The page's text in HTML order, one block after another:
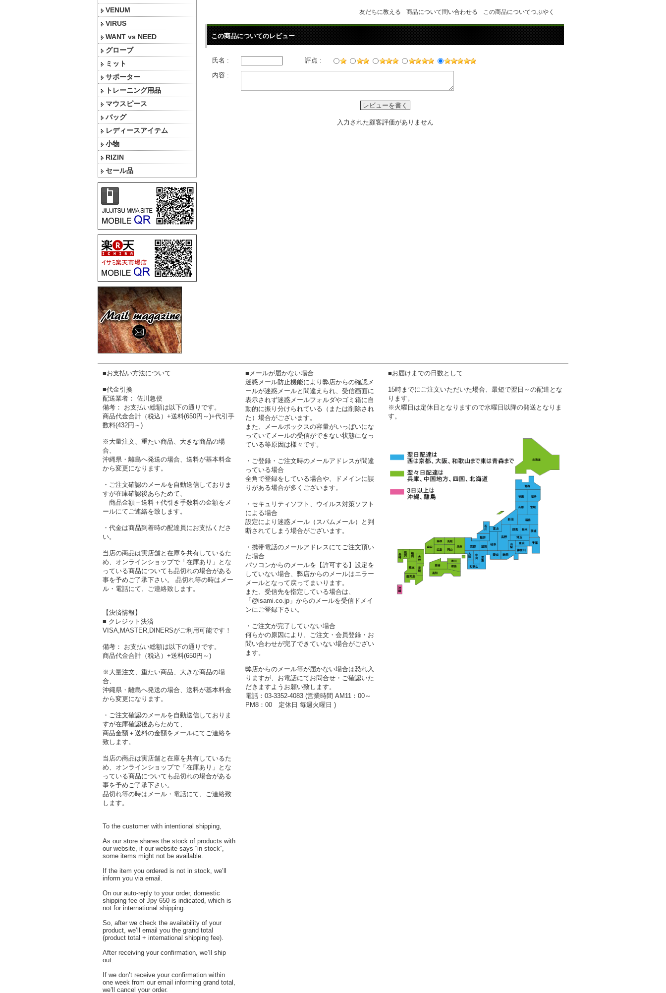
VENUM
VIRUS
WANT vs NEED
グローブ
ミット
サポーター
トレーニング用品
マウスピース
バッグ
レディースアイテム
小物
RIZIN
セール品
友だちに教える 商品について問い合わせる この商品についてつぶやく
この商品についてのレビュー
氏名 :
評点 :
内容 :
レビューを書く
入力された顧客評価がありません
■お支払い方法について
■代金引換
配送業者： 佐川急便
備考： お支払い総額は以下の通りです。
商品代金合計（税込）+送料(650円～)+代引手
数料(432円～)
※大量注文、重たい商品、大きな商品の場
合、
沖縄県・離島へ発送の場合、送料が基本料金
から変更になります。
・ご注文確認のメールを自動送信しておりま
すが在庫確認後あらためて、
商品金額＋送料＋代引き手数料の金額をメ
ールにてご連絡を致します。
・代金は商品到着時の配達員にお支払くださ
い。
当店の商品は実店舗と在庫を共有しているた
め、オンラインショップで「在庫あり」とな
っている商品についても品切れの場合がある
事を予めご了承下さい。 品切れ等の時はメー
ル・電話にて、ご連絡致します。
【決済情報】
■ クレジット決済
VISA,MASTER,DINERSがご利用可能です！
備考： お支払い総額は以下の通りです。
商品代金合計（税込）+送料(650円～)
※大量注文、重たい商品、大きな商品の場
合、
沖縄県・離島へ発送の場合、送料が基本料金
から変更になります。
・ご注文確認のメールを自動送信しておりま
すが在庫確認後あらためて、
商品金額＋送料の金額をメールにてご連絡を
致します。
当店の商品は実店舗と在庫を共有しているた
め、オンラインショップで「在庫あり」とな
っている商品についても品切れの場合がある
事を予めご了承下さい。
品切れ等の時はメール・電話にて、ご連絡致
します。
To the customer with intentional shipping,
As our store shares the stock of products with
our website, if our website says “in stock”,
some items might not be available.
If the item you ordered is not in stock, we’ll
inform you via email.
On our auto-reply to your order, domestic
shipping fee of Jpy 650 is indicated, which is
not for international shipping.
So, after we check the availability of your
product, we’ll email you the grand total
(product total + international shipping fee).
After receiving your confirmation, we’ll ship
out.
If we don’t receive your confirmation within
one week from our email informing grand total,
we’ll cancel your order.
■メールが届かない場合
迷惑メール防止機能により弊店からの確認メ
ールが迷惑メールと間違えられ、受信画面に
表示されず迷惑メールフォルダやゴミ箱に自
動的に振り分けられている（または削除され
た）場合がございます。
また、メールボックスの容量がいっぱいにな
っていてメールの受信ができない状態になっ
ている等原因は様々です。
・ご登録・ご注文時のメールアドレスが間違
っている場合
全角で登録をしている場合や、ドメインに誤
りがある場合が多くございます。
・セキュリティソフト、ウイルス対策ソフト
による場合
設定により迷惑メール（スパムメール）と判
断されてしまう場合がございます。
・携帯電話のメールアドレスにてご注文頂い
た場合
パソコンからのメールを【許可する】設定を
していない場合、弊店からのメールはエラー
メールとなって戻ってまいります。
また、受信先を指定している場合は、
「@isami.co.jp」からのメールを受信ドメイ
ンにご登録下さい。
・ご注文が完了していない場合
何らかの原因により、ご注文・会員登録・お
問い合わせが完了できていない場合がござい
ます。
弊店からのメール等が届かない場合は恐れ入
りますが、お電話にてお問合せ・ご確認いた
だきますようお願い致します。
電話：03-3352-4083 (営業時間 AM11：00～
PM8：00 定休日 毎週火曜日 )
■お届けまでの日数として
15時までにご注文いただいた場合、最短で翌日～の配達とな
ります。
※火曜日は定休日となりますので水曜日以降の発送となりま
す。